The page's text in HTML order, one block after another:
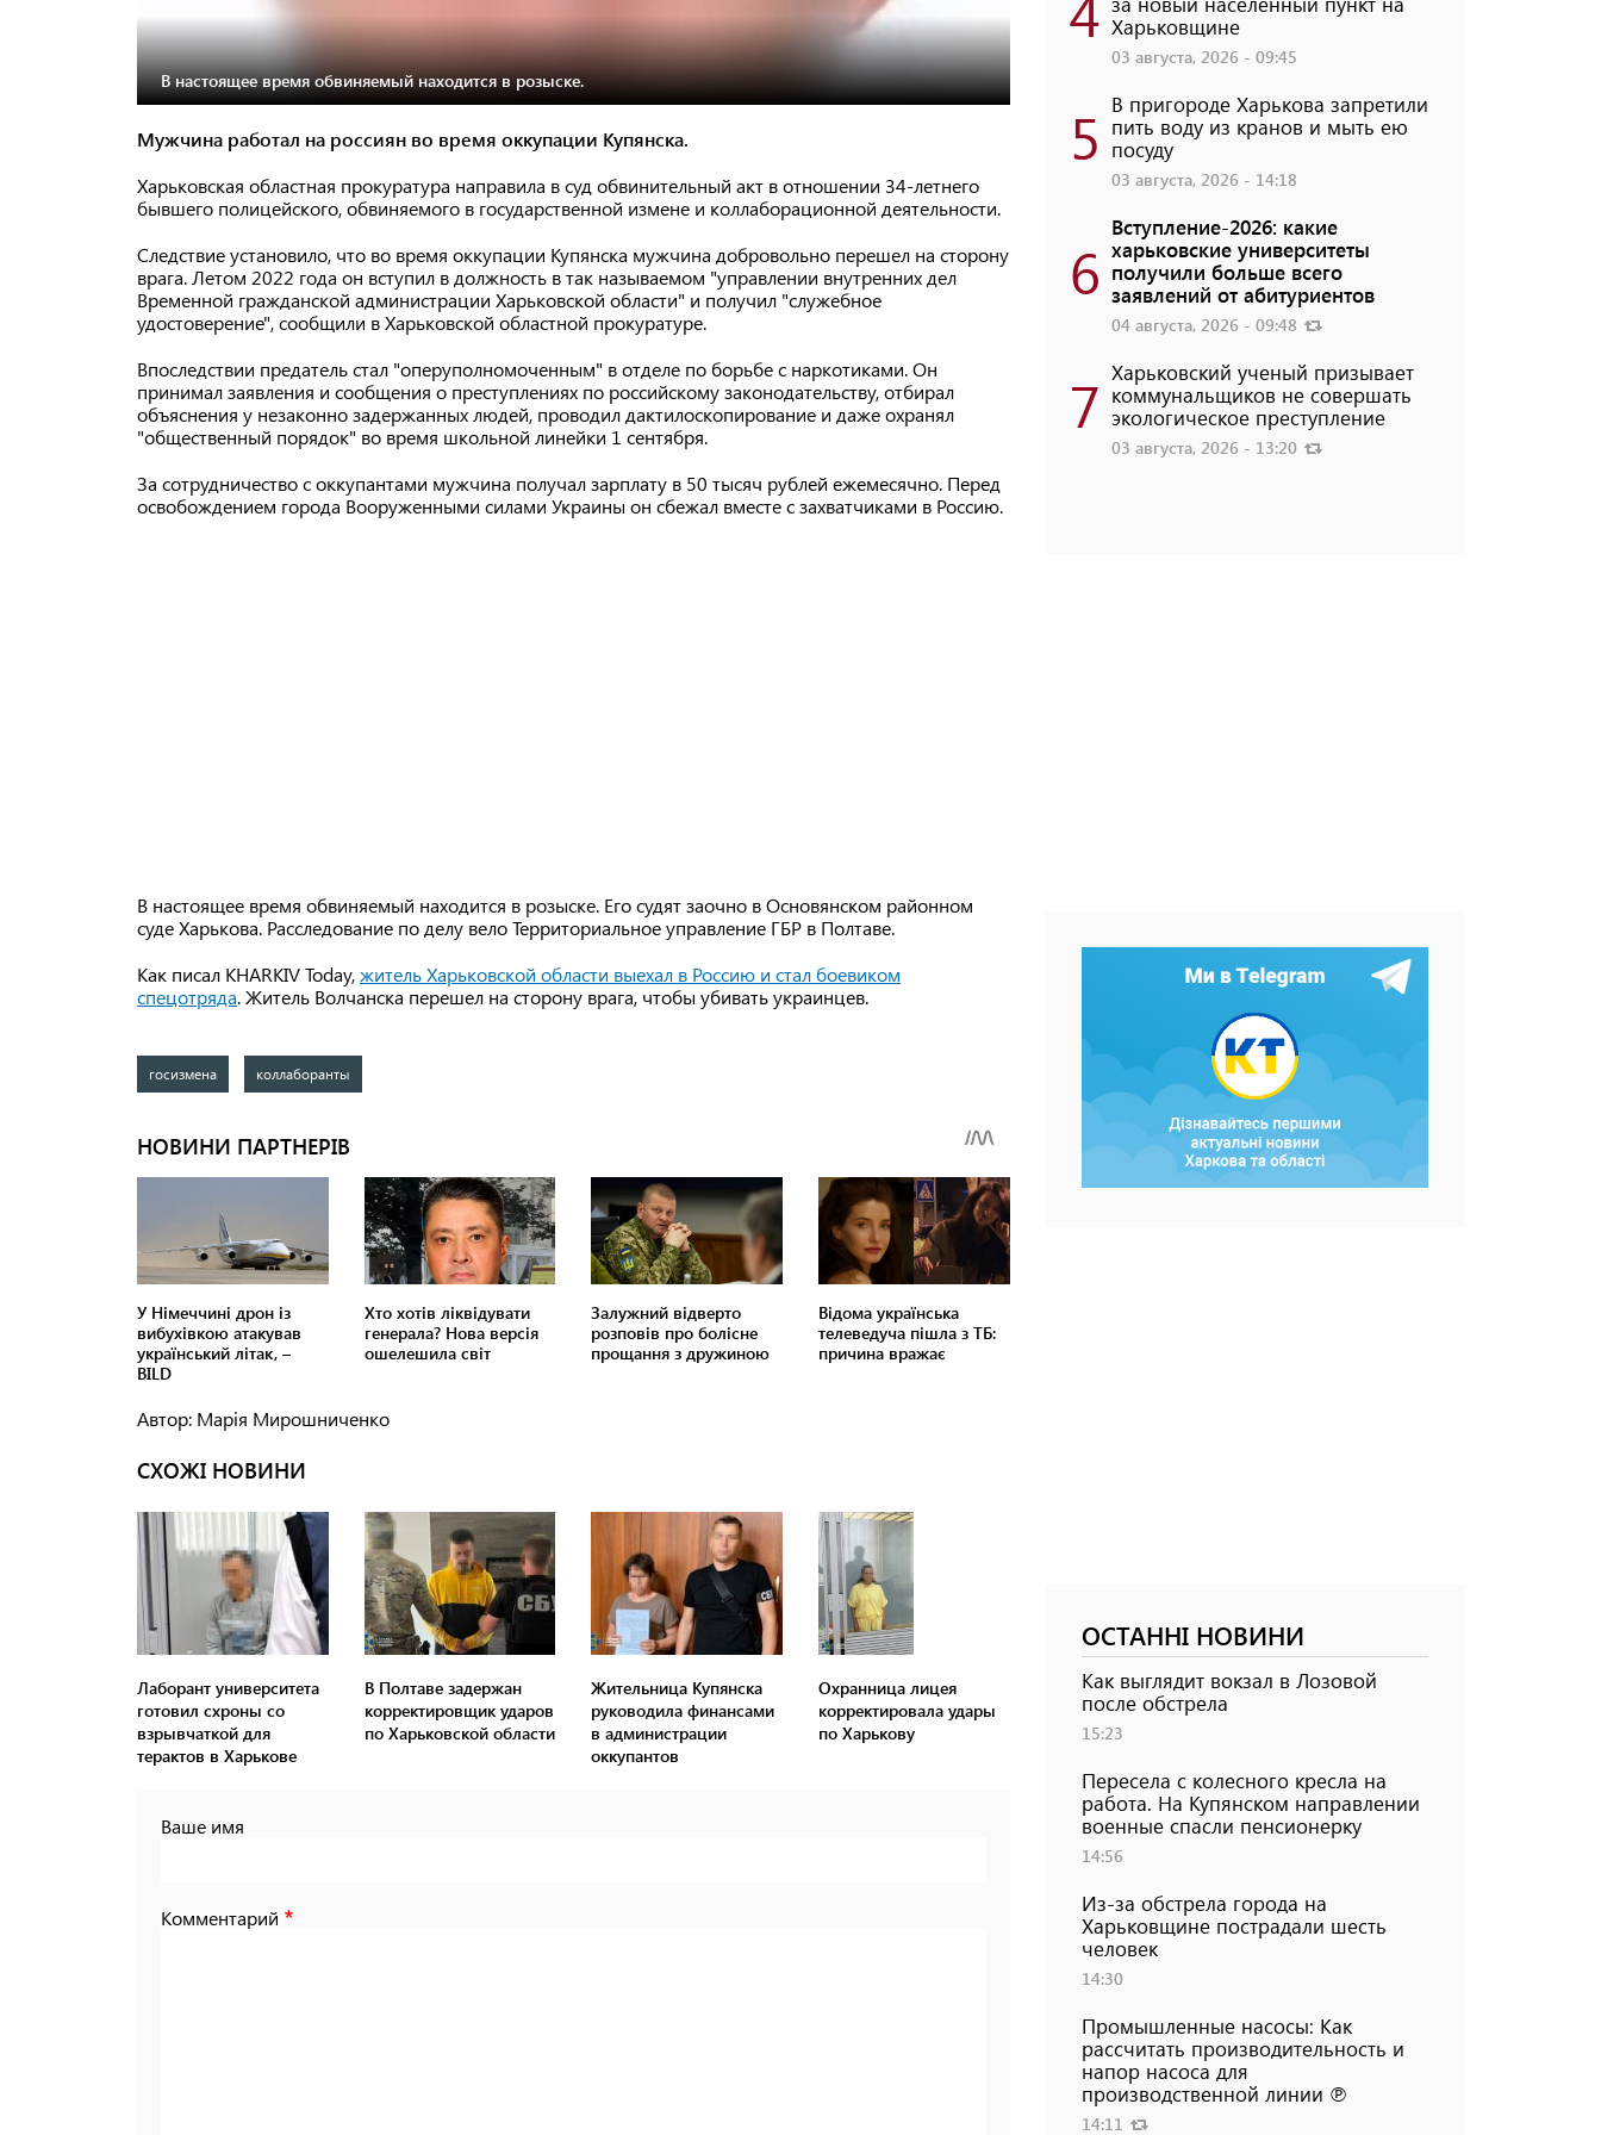
В настоящее время обвиняемый находится в розыске.
Мужчина работал на россиян во время оккупации Купянска.
Харьковская областная прокуратура направила в суд обвинительный акт в отношении 34-летнего
бывшего полицейского, обвиняемого в государственной измене и коллаборационной деятельности.
Следствие установило, что во время оккупации Купянска мужчина добровольно перешел на сторону
врага. Летом 2022 года он вступил в должность в так называемом "управлении внутренних дел
Временной гражданской администрации Харьковской области" и получил "служебное
удостоверение", сообщили в Харьковской областной прокуратуре.
Впоследствии предатель стал "оперуполномоченным" в отделе по борьбе с наркотиками. Он
принимал заявления и сообщения о преступлениях по российскому законодательству, отбирал
объяснения у незаконно задержанных людей, проводил дактилоскопирование и даже охранял
"общественный порядок" во время школьной линейки 1 сентября.
За сотрудничество с оккупантами мужчина получал зарплату в 50 тысяч рублей ежемесячно. Перед
освобождением города Вооруженными силами Украины он сбежал вместе с захватчиками в Россию.
В настоящее время обвиняемый находится в розыске. Его судят заочно в Основянском районном
суде Харькова. Расследование по делу вело Территориальное управление ГБР в Полтаве.
Как писал KHARKIV Today,житель Харьковской области выехал в Россию и стал боевиком
спецотряда. Житель Волчанска перешел на сторону врага, чтобы убивать украинцев.
госизмена коллаборанты
Автор: Марія Мирошниченко
СХОЖІ НОВИНИ
Лаборант университета
готовил схроны со
взрывчаткой для
терактов в Харькове
В Полтаве задержан
корректировщик ударов
по Харьковской области
Жительница Купянска
руководила финансами
в администрации
оккупантов
Охранница лицея
корректировала удары
по Харькову
Ваше имя
Комментарий
Харьковщине
03 августа, 2026 - 09:45
5 В пригороде Харькова запретили
пить воду из кранов и мыть ею
посуду
03 августа, 2026 - 14:18
6
Вступление-2026: какие
харьковские университеты
получили больше всего
заявлений от абитуриентов
04 августа, 2026 - 09:48
7 Харьковский ученый призывает
коммунальщиков не совершать
экологическое преступление
03 августа, 2026 - 13:20
ОСТАННІ НОВИНИ
Как выглядит вокзал в Лозовой
после обстрела
15:23
Пересела с колесного кресла на
работа. На Купянском направлении
военные спасли пенсионерку
14:56
Из-за обстрела города на
Харьковщине пострадали шесть
человек
14:30
Промышленные насосы: Как
рассчитать производительность и
напор насоса для
производственной линии ℗
14:11